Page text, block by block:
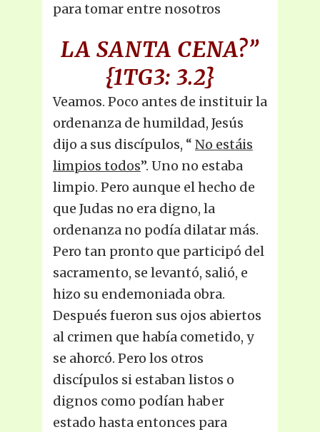
para tomar entre nosotros
LA SANTA CENA?”
{1TG3: 3.2}
Veamos. Poco antes de instituir la
ordenanza de humildad, Jesús
dijo a sus discípulos, “ No estáis
limpios todos”. Uno no estaba
limpio. Pero aunque el hecho de
que Judas no era digno, la
ordenanza no podía dilatar más.
Pero tan pronto que participó del
sacramento, se levantó, salió, e
hizo su endemoniada obra.
Después fueron sus ojos abiertos
al crimen que había cometido, y
se ahorcó. Pero los otros
discípulos si estaban listos o
dignos como podían haber
estado hasta entonces para